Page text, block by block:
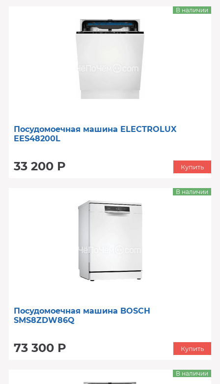
Посудомоечная машина ELECTROLUX
EES48200L
33 200 Р
В наличии
Купить
Посудомоечная машина BOSCH
SMS8ZDW86Q
73 300 Р
В наличии
Купить
В наличии